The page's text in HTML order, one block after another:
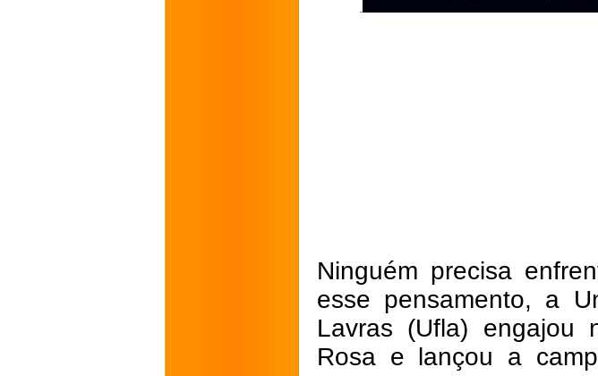
Ninguém precisa
esse pensamento, a
Lavras (Ufla) engajou
Rosa e lançou a